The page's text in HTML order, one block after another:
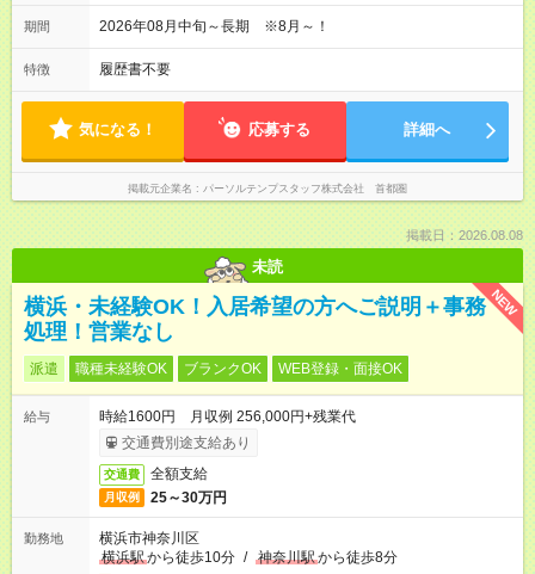
期間 2026年08月中旬～長期 ※8月～！
特徴 履歴書不要
気になる！ 応募する 詳細へ
掲載元企業名 パーソルテンプスタッフ株式会社 首都圏
掲載日：2026.08.08
未読
NEW
横浜・未経験OK！入居希望の方へご説明＋事務
処理！営業なし
派遣 職種未経験OK ブランクOK WEB登録・面接OK
給与
時給1600円 月収例 256,000円+残業代
交通費別途支給あり
交通費 全額支給
月収例 25～30万円
勤務地
横浜市神奈川区
横浜駅から徒歩10分 / 神奈川駅から徒歩8分